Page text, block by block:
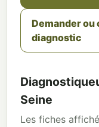
Demander ou
diagnostic
Seine
Les fiches